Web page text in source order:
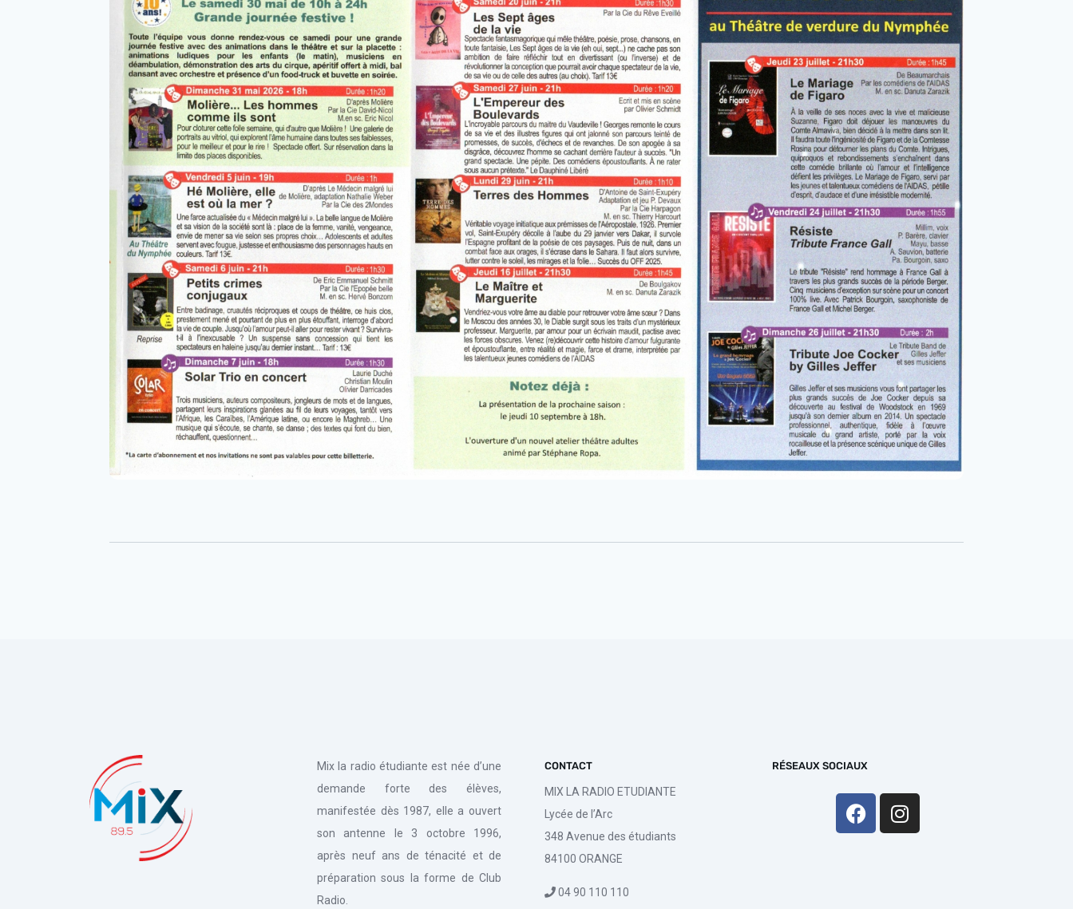
Mix la radio étudiante est née d’une
demande forte des élèves,
manifestée dès 1987, elle a ouvert
son antenne le 3 octobre 1996,
après neuf ans de ténacité et de
préparation sous la forme de Club
Radio.
CONTACT
MIX LA RADIO ETUDIANTE
Lycée de l’Arc
348 Avenue des étudiants
84100 ORANGE
04 90 110 110
RÉSEAUX SOCIAUX